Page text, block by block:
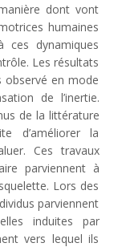
dont vont
humaines
ces dynamiques
Les résultats
en mode
de l’inertie.
de la littérature
d’améliorer la
Ces travaux
parviennent à
Lors des
parviennent
induites par
vers lequel ils